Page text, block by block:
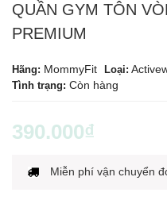
QUẦN GYM TÔN
PREMIUM
Hãng: MommyFit Loại:
Tình trạng: Còn hàng
390.000₫
Miễn phí vận chuyển